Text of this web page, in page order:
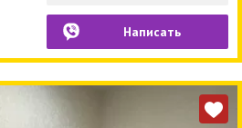
Написать